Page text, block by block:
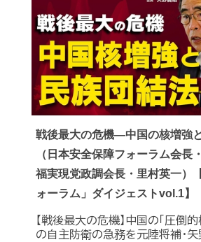
戦後最大の危機―中国の核増強
（日本安全保障フォーラム会長
福実現党政調会長・里村英一）
ォーラム」ダイジェストvol.1】
【戦後最大の危機】中国の｢圧倒
の自主防衛の急務を元陸将補・